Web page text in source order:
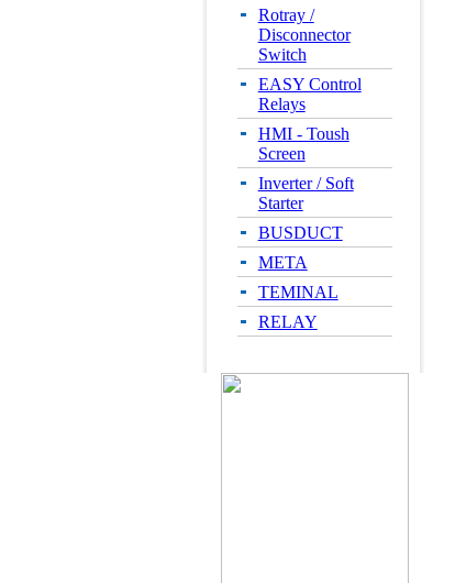
Rotray /
Disconnector
Switch
EASY Control
Relays
HMI - Toush
Screen
Inverter / Soft
Starter
BUSDUCT
META
TEMINAL
RELAY